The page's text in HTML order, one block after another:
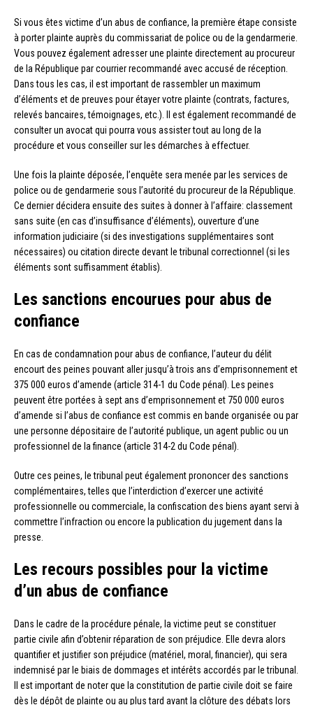
Si vous êtes victime d’un abus de confiance, la première étape consiste
à porter plainte auprès du commissariat de police ou de la gendarmerie.
Vous pouvez également adresser une plainte directement au procureur
de la République par courrier recommandé avec accusé de réception.
Dans tous les cas, il est important de rassembler un maximum
d’éléments et de preuves pour étayer votre plainte (contrats, factures,
relevés bancaires, témoignages, etc.). Il est également recommandé de
consulter un avocat qui pourra vous assister tout au long de la
procédure et vous conseiller sur les démarches à effectuer.
Une fois la plainte déposée, l’enquête sera menée par les services de
police ou de gendarmerie sous l’autorité du procureur de la République.
Ce dernier décidera ensuite des suites à donner à l’affaire: classement
sans suite (en cas d’insuffisance d’éléments), ouverture d’une
information judiciaire (si des investigations supplémentaires sont
nécessaires) ou citation directe devant le tribunal correctionnel (si les
éléments sont suffisamment établis).
Les sanctions encourues pour abus de
confiance
En cas de condamnation pour abus de confiance, l’auteur du délit
encourt des peines pouvant aller jusqu’à trois ans d’emprisonnement et
375 000 euros d’amende (article 314-1 du Code pénal). Les peines
peuvent être portées à sept ans d’emprisonnement et 750 000 euros
d’amende si l’abus de confiance est commis en bande organisée ou par
une personne dépositaire de l’autorité publique, un agent public ou un
professionnel de la finance (article 314-2 du Code pénal).
Outre ces peines, le tribunal peut également prononcer des sanctions
complémentaires, telles que l’interdiction d’exercer une activité
professionnelle ou commerciale, la confiscation des biens ayant servi à
commettre l’infraction ou encore la publication du jugement dans la
presse.
Les recours possibles pour la victime
d’un abus de confiance
Dans le cadre de la procédure pénale, la victime peut se constituer
partie civile afin d’obtenir réparation de son préjudice. Elle devra alors
quantifier et justifier son préjudice (matériel, moral, financier), qui sera
indemnisé par le biais de dommages et intérêts accordés par le tribunal.
Il est important de noter que la constitution de partie civile doit se faire
dès le dépôt de plainte ou au plus tard avant la clôture des débats lors